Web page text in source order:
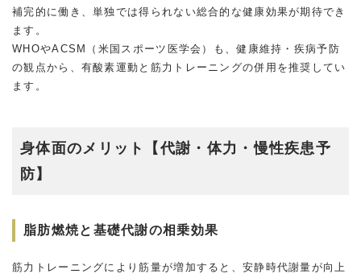
補完的に働き、単独では得られない総合的な健康効果が期待でき
ます。
WHOやACSM（米国スポーツ医学会）も、健康維持・疾病予防
の観点から、有酸素運動と筋力トレーニングの併用を推奨してい
ます。
身体面のメリット【代謝・体力・慢性疾患予
防】
脂肪燃焼と基礎代謝の相乗効果
筋力トレーニングにより筋量が増加すると、安静時代謝量が向上